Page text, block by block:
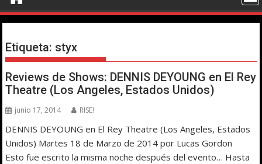
Etiqueta: styx
Reviews de Shows: DENNIS DEYOUNG en El Rey
Theatre (Los Angeles, Estados Unidos)
junio 17, 2014 RISE!
DENNIS DEYOUNG en El Rey Theatre (Los Angeles, Estados
Unidos) Martes 18 de Marzo de 2014 por Lucas Gordon
Esto fue escrito la misma noche después del evento… Hasta